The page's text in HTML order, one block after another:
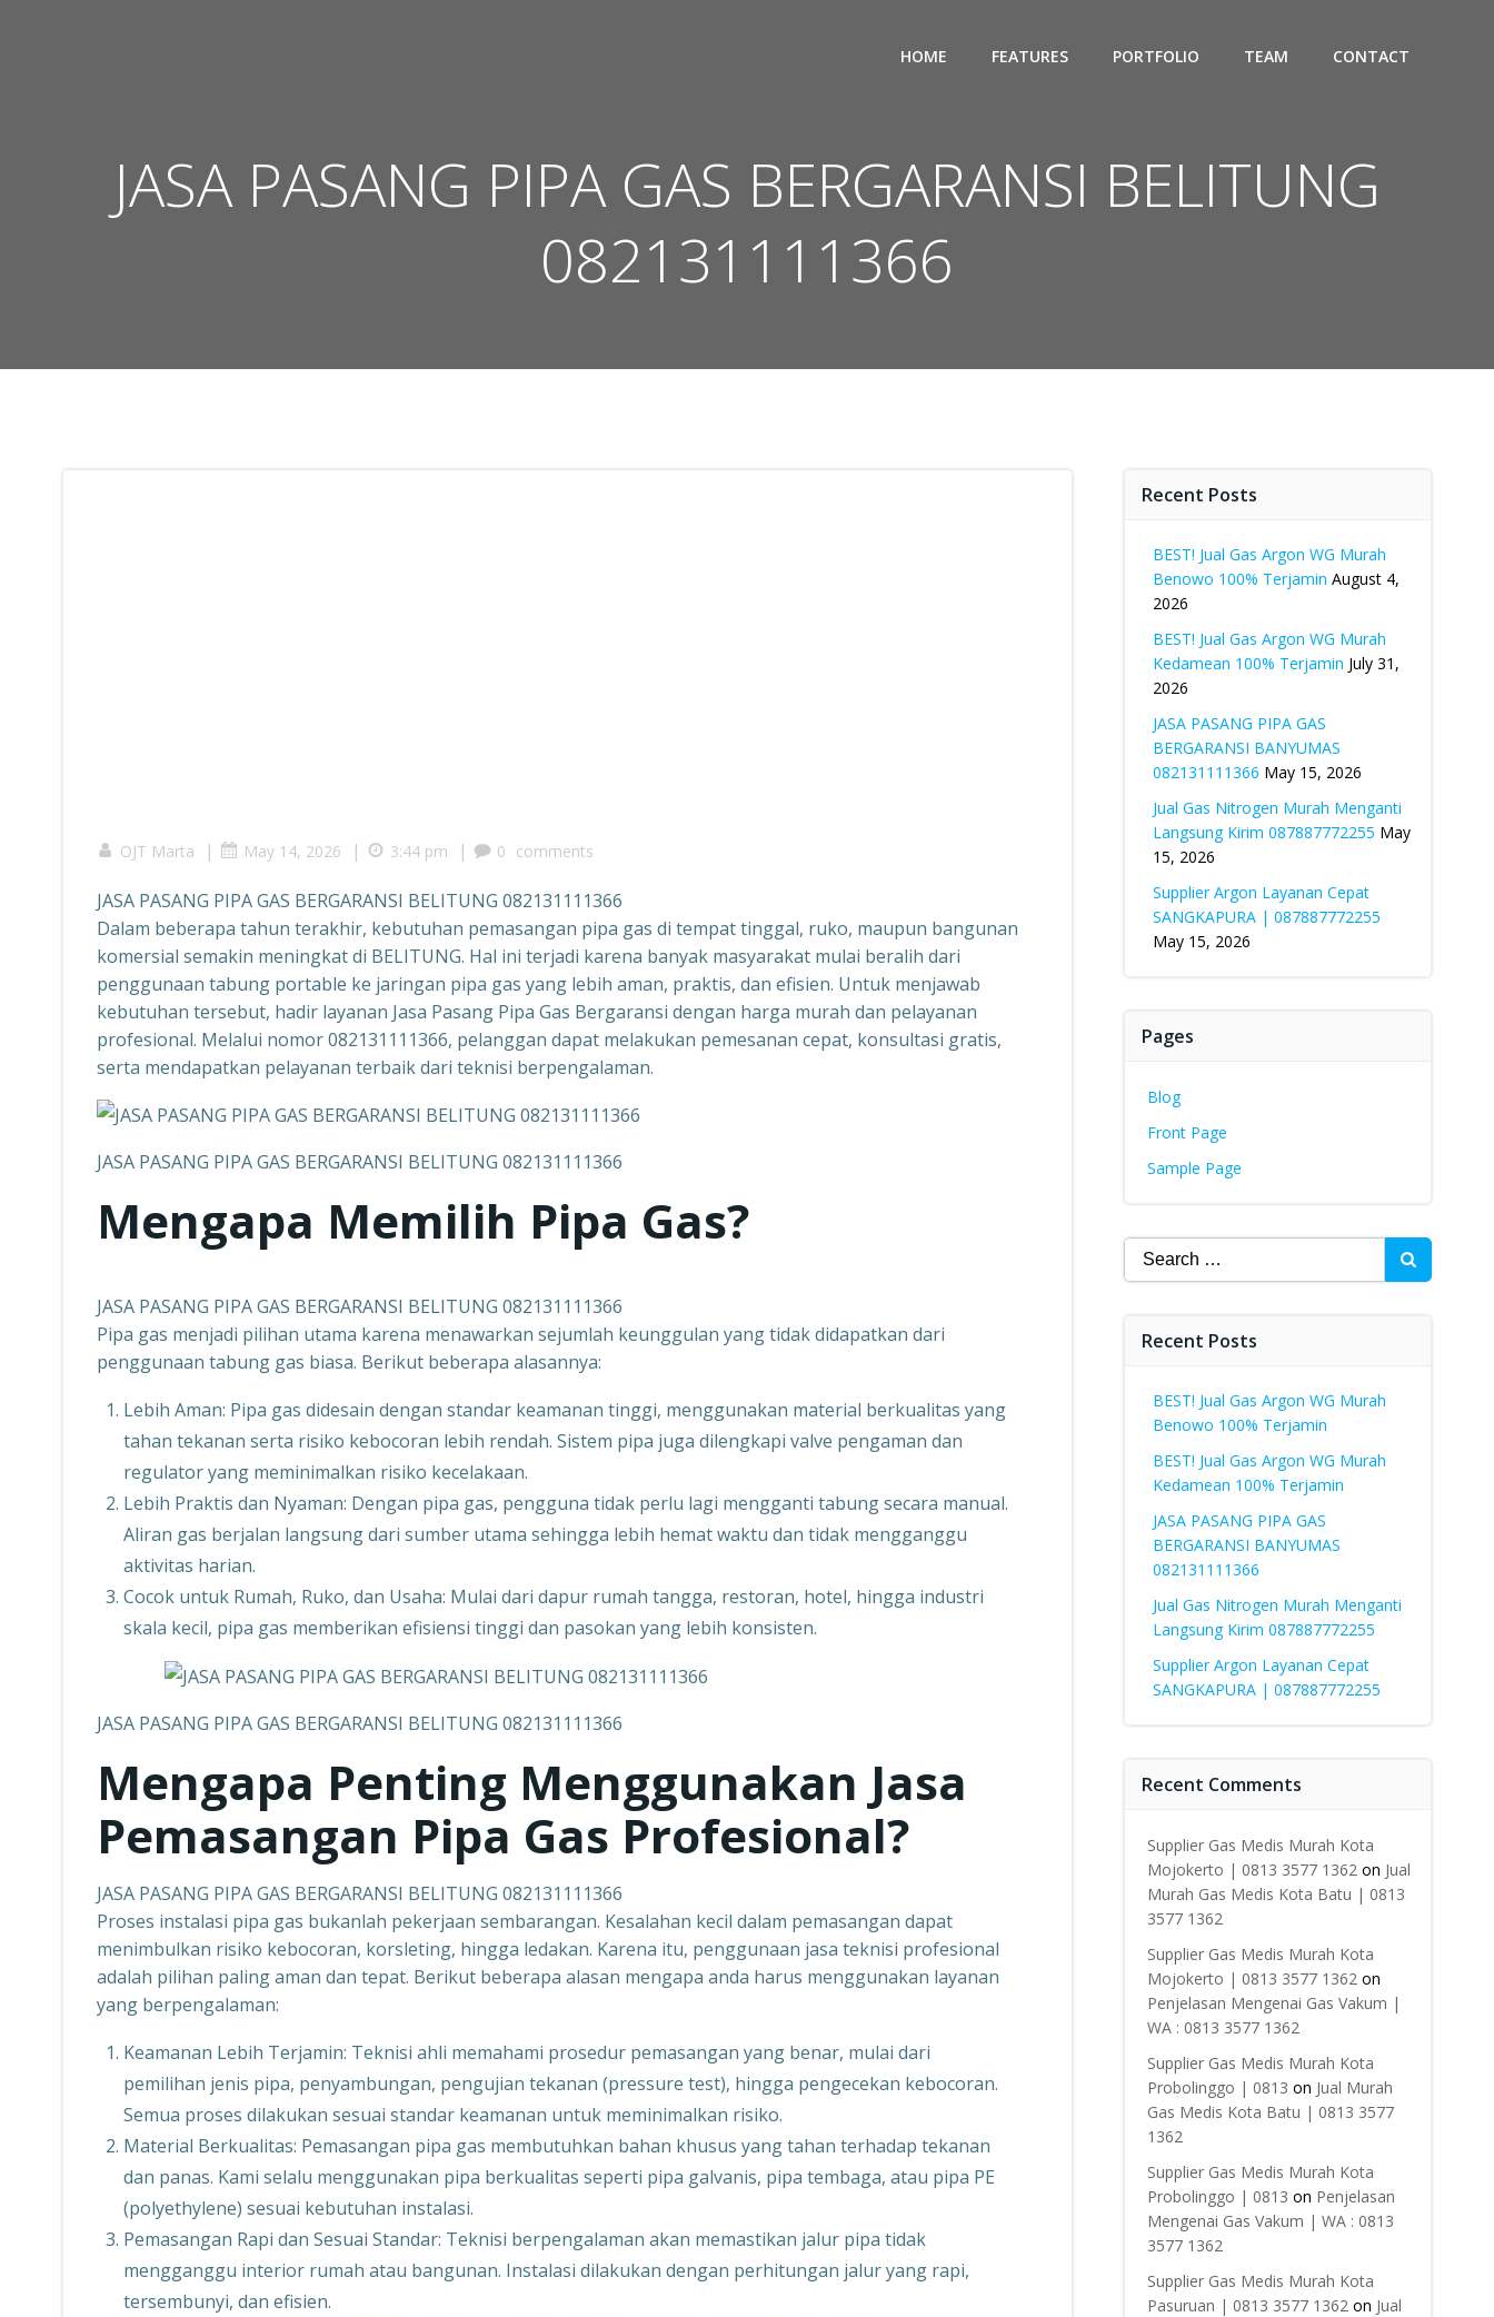
HOME FEATURES PORTFOLIO TEAM CONTACT
JASA PASANG PIPA GAS BERGARANSI BELITUNG
082131111366
OJT Marta | May 14, 2026 | 3:44 pm | 0 comments
JASA PASANG PIPA GAS BERGARANSI BELITUNG 082131111366
Dalam beberapa tahun terakhir, kebutuhan pemasangan pipa gas di tempat tinggal, ruko, maupun bangunan
komersial semakin meningkat di BELITUNG. Hal ini terjadi karena banyak masyarakat mulai beralih dari
penggunaan tabung portable ke jaringan pipa gas yang lebih aman, praktis, dan efisien. Untuk menjawab
kebutuhan tersebut, hadir layanan Jasa Pasang Pipa Gas Bergaransi dengan harga murah dan pelayanan
profesional. Melalui nomor 082131111366, pelanggan dapat melakukan pemesanan cepat, konsultasi gratis,
serta mendapatkan pelayanan terbaik dari teknisi berpengalaman.
JASA PASANG PIPA GAS BERGARANSI BELITUNG 082131111366
Mengapa Memilih Pipa Gas?
JASA PASANG PIPA GAS BERGARANSI BELITUNG 082131111366
Pipa gas menjadi pilihan utama karena menawarkan sejumlah keunggulan yang tidak didapatkan dari
penggunaan tabung gas biasa. Berikut beberapa alasannya:
Lebih Aman: Pipa gas didesain dengan standar keamanan tinggi, menggunakan material berkualitas yang
tahan tekanan serta risiko kebocoran lebih rendah. Sistem pipa juga dilengkapi valve pengaman dan
regulator yang meminimalkan risiko kecelakaan.
Lebih Praktis dan Nyaman: Dengan pipa gas, pengguna tidak perlu lagi mengganti tabung secara manual.
Aliran gas berjalan langsung dari sumber utama sehingga lebih hemat waktu dan tidak mengganggu
aktivitas harian.
Cocok untuk Rumah, Ruko, dan Usaha: Mulai dari dapur rumah tangga, restoran, hotel, hingga industri
skala kecil, pipa gas memberikan efisiensi tinggi dan pasokan yang lebih konsisten.
JASA PASANG PIPA GAS BERGARANSI BELITUNG 082131111366
Mengapa Penting Menggunakan Jasa
Pemasangan Pipa Gas Profesional?
JASA PASANG PIPA GAS BERGARANSI BELITUNG 082131111366
Proses instalasi pipa gas bukanlah pekerjaan sembarangan. Kesalahan kecil dalam pemasangan dapat
menimbulkan risiko kebocoran, korsleting, hingga ledakan. Karena itu, penggunaan jasa teknisi profesional
adalah pilihan paling aman dan tepat. Berikut beberapa alasan mengapa anda harus menggunakan layanan
yang berpengalaman:
Keamanan Lebih Terjamin: Teknisi ahli memahami prosedur pemasangan yang benar, mulai dari
pemilihan jenis pipa, penyambungan, pengujian tekanan (pressure test), hingga pengecekan kebocoran.
Semua proses dilakukan sesuai standar keamanan untuk meminimalkan risiko.
Material Berkualitas: Pemasangan pipa gas membutuhkan bahan khusus yang tahan terhadap tekanan
dan panas. Kami selalu menggunakan pipa berkualitas seperti pipa galvanis, pipa tembaga, atau pipa PE
(polyethylene) sesuai kebutuhan instalasi.
Pemasangan Rapi dan Sesuai Standar: Teknisi berpengalaman akan memastikan jalur pipa tidak
mengganggu interior rumah atau bangunan. Instalasi dilakukan dengan perhitungan jalur yang rapi,
tersembunyi, dan efisien.
Recent Posts
BEST! Jual Gas Argon WG Murah
Benowo 100% Terjamin August 4,
2026
BEST! Jual Gas Argon WG Murah
Kedamean 100% Terjamin July 31,
2026
JASA PASANG PIPA GAS
BERGARANSI BANYUMAS
082131111366 May 15, 2026
Jual Gas Nitrogen Murah Menganti
Langsung Kirim 087887772255 May
15, 2026
Supplier Argon Layanan Cepat
SANGKAPURA | 087887772255
May 15, 2026
Pages
Blog
Front Page
Sample Page
Search
for:
Recent Posts
BEST! Jual Gas Argon WG Murah
Benowo 100% Terjamin
BEST! Jual Gas Argon WG Murah
Kedamean 100% Terjamin
JASA PASANG PIPA GAS
BERGARANSI BANYUMAS
082131111366
Jual Gas Nitrogen Murah Menganti
Langsung Kirim 087887772255
Supplier Argon Layanan Cepat
SANGKAPURA | 087887772255
Recent Comments
Supplier Gas Medis Murah Kota
Mojokerto | 0813 3577 1362on Jual
Murah Gas Medis Kota Batu | 0813
3577 1362
Supplier Gas Medis Murah Kota
Mojokerto | 0813 3577 1362on
Penjelasan Mengenai Gas Vakum |
WA : 0813 3577 1362
Supplier Gas Medis Murah Kota
Probolinggo | 0813 on Jual Murah
Gas Medis Kota Batu | 0813 3577
1362
Supplier Gas Medis Murah Kota
Probolinggo | 0813 on Penjelasan
Mengenai Gas Vakum | WA : 0813
3577 1362
Supplier Gas Medis Murah Kota
Pasuruan | 0813 3577 1362on Jual